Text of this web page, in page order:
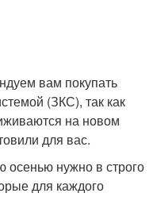
вам покупать
(ЗКС), так как
на новом
для вас.
осенью нужно в строго
для каждого